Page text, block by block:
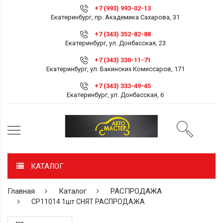
+7 (993) 993-02-13
Екатеринбург, пр. Академика Сахарова, 31
+7 (343) 352-82-88
Екатеринбург, ул. Донбасская, 23
+7 (343) 330-11-71
Екатеринбург, ул. Бакинских Комиссаров, 171
+7 (343) 333-49-45
Екатеринбург, ул. Донбасская, 6
КАТАЛОГ
Главная Каталог РАСПРОДАЖА
СР11014 1шт СНЯТ РАСПРОДАЖА